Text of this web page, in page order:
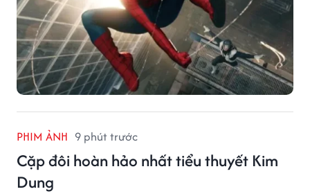
PHIM ẢNH 9 phút trước
Cặp đôi hoàn hảo nhất tiểu thuyết Kim
Dung